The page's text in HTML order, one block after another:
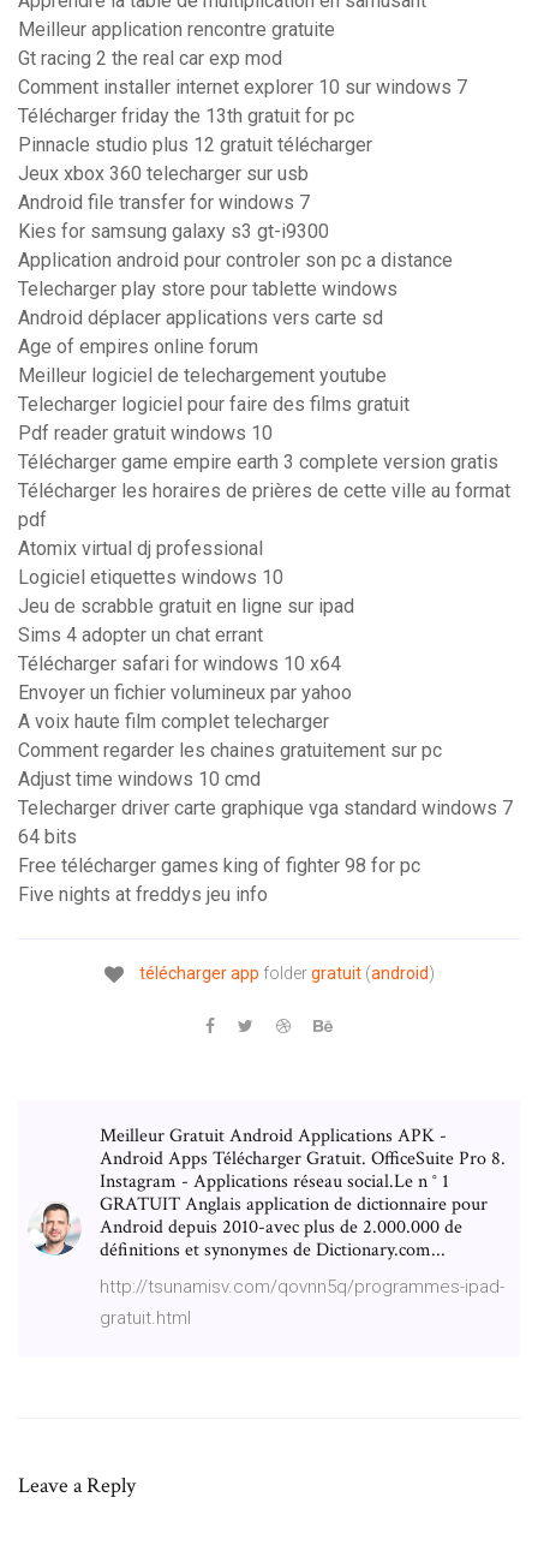
Meilleur application rencontre gratuite
Gt racing 2 the real car exp mod
Comment installer internet explorer 10 sur windows 7
Télécharger friday the 13th gratuit for pc
Pinnacle studio plus 12 gratuit télécharger
Jeux xbox 360 telecharger sur usb
Android file transfer for windows 7
Kies for samsung galaxy s3 gt-i9300
Application android pour controler son pc a distance
Telecharger play store pour tablette windows
Android déplacer applications vers carte sd
Age of empires online forum
Meilleur logiciel de telechargement youtube
Telecharger logiciel pour faire des films gratuit
Pdf reader gratuit windows 10
Télécharger game empire earth 3 complete version gratis
Télécharger les horaires de prières de cette ville au format
pdf
Atomix virtual dj professional
Logiciel etiquettes windows 10
Jeu de scrabble gratuit en ligne sur ipad
Sims 4 adopter un chat errant
Télécharger safari for windows 10 x64
Envoyer un fichier volumineux par yahoo
A voix haute film complet telecharger
Comment regarder les chaines gratuitement sur pc
Adjust time windows 10 cmd
Telecharger driver carte graphique vga standard windows 7
64 bits
Free télécharger games king of fighter 98 for pc
Five nights at freddys jeu info
télécharger app foldergratuit(android)
Meilleur Gratuit Android Applications APK -
Android Apps Télécharger Gratuit. OfficeSuite Pro 8.
Instagram - Applications réseau social.Le n ° 1
GRATUIT Anglais application de dictionnaire pour
Android depuis 2010-avec plus de 2.000.000 de
définitions et synonymes de Dictionary.com...
http://tsunamisv.com/qovnn5q/programmes-ipad-
gratuit.html
Leave a Reply